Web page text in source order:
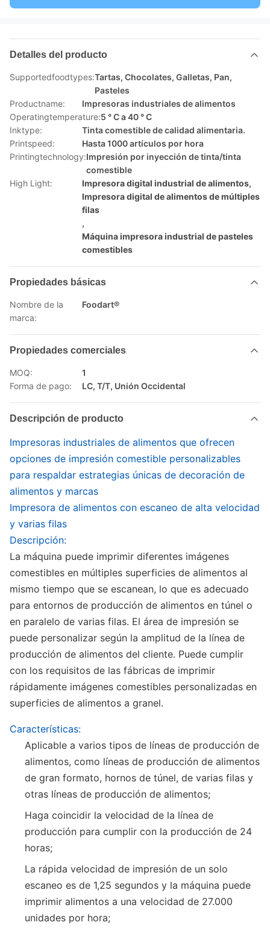
Detalles del producto
Supportedfoodtypes:Tartas, Chocolates, Galletas, Pan,
Pasteles
Productname:
Impresoras industriales de alimentos
Operatingtemperature:5 ° C a 40 ° C
Inktype:
Tinta comestible de calidad alimentaria.
Printspeed:
Hasta 1000 artículos por hora
Printingtechnology:Impresión por inyección de tinta/tinta
comestible
High Light:
Impresora digital industrial de alimentos,
Impresora digital de alimentos de múltiples
filas
,
Máquina impresora industrial de pasteles
comestibles
Propiedades básicas
Nombre de la
marca:
Foodart®
Propiedades comerciales
MOQ:
1
Forma de pago:
LC, T/T, Unión Occidental
Descripción de producto
Impresoras industriales de alimentos que ofrecen
opciones de impresión comestible personalizables
para respaldar estrategias únicas de decoración de
alimentos y marcas
Impresora de alimentos con escaneo de alta velocidad
y varias filas
Descripción:
La máquina puede imprimir diferentes imágenes
comestibles en múltiples superficies de alimentos al
mismo tiempo que se escanean, lo que es adecuado
para entornos de producción de alimentos en túnel o
en paralelo de varias filas. El área de impresión se
puede personalizar según la amplitud de la línea de
producción de alimentos del cliente. Puede cumplir
con los requisitos de las fábricas de imprimir
rápidamente imágenes comestibles personalizadas en
superficies de alimentos a granel.
Características:
Aplicable a varios tipos de líneas de producción de
alimentos, como líneas de producción de alimentos
de gran formato, hornos de túnel, de varias filas y
otras líneas de producción de alimentos;
Haga coincidir la velocidad de la línea de
producción para cumplir con la producción de 24
horas;
La rápida velocidad de impresión de un solo
escaneo es de 1,25 segundos y la máquina puede
imprimir alimentos a una velocidad de 27.000
unidades por hora;